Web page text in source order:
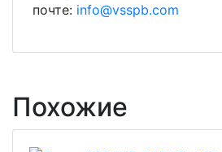
почте: info@vsspb.com
Похожие